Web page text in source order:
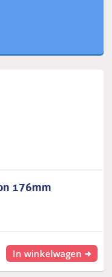
176mm
In winkelwagen